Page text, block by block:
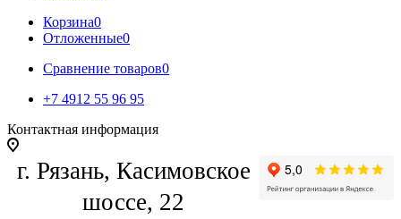
Корзина0
Отложенные0
Сравнение товаров0
+7 4912 55 96 95
Контактная информация
г. Рязань, Касимовское
шоссе, 22